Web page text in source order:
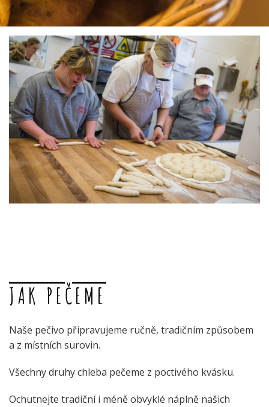
JAK PEČEME
Naše pečivo připravujeme ručně, tradičním způsobem
a z místních surovin.
Všechny druhy chleba pečeme z poctivého kvásku.
Ochutnejte tradiční i méně obvyklé náplně našich